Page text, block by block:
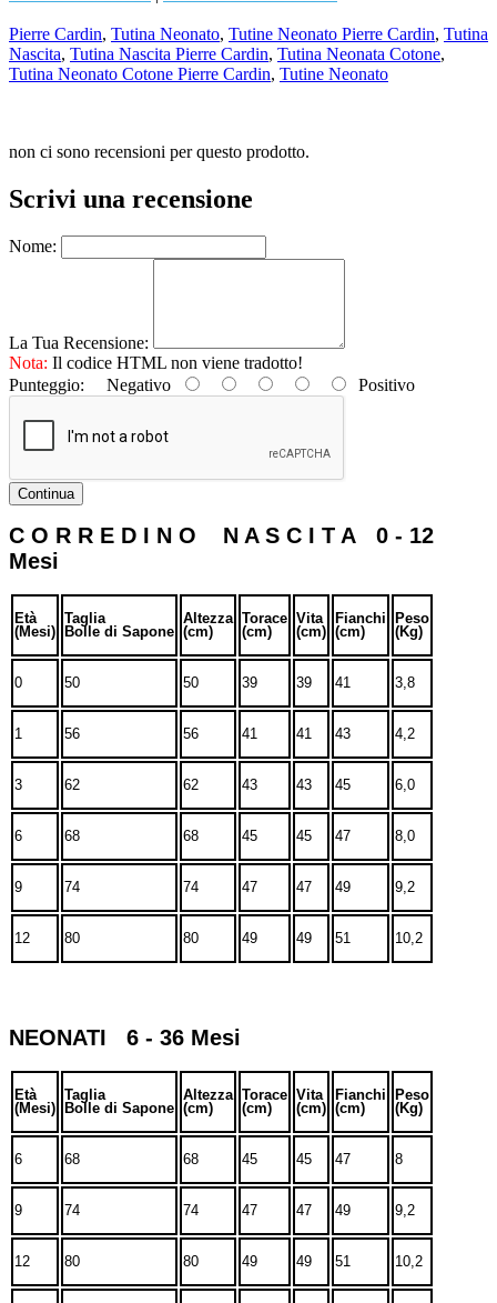
Pierre Cardin, Tutina Neonato, Tutine Neonato Pierre Cardin, Tutina
Nascita, Tutina Nascita Pierre Cardin, Tutina Neonata Cotone,
Tutina Neonato Cotone Pierre Cardin, Tutine Neonato
non ci sono recensioni per questo prodotto.
Scrivi una recensione
Nome:
La Tua Recensione:
Nota: Il codice HTML non viene tradotto!
Punteggio: Negativo Positivo
Continua
C O R R E D I N O N A S C I T A 0 - 12
Mesi
Età
(Mesi)
Taglia
Bolle di Sapone
Altezza
(cm)
Torace
(cm)
Vita
(cm)
Fianchi
(cm)
Peso
(Kg)
0 50 50 39 39 41 3,8
1 56 56 41 41 43 4,2
3 62 62 43 43 45 6,0
6 68 68 45 45 47 8,0
9 74 74 47 47 49 9,2
12 80 80 49 49 51 10,2
NEONATI 6 - 36 Mesi
Età
(Mesi)
Taglia
Bolle di Sapone
Altezza
(cm)
Torace
(cm)
Vita
(cm)
Fianchi
(cm)
Peso
(Kg)
6 68 68 45 45 47 8
9 74 74 47 47 49 9,2
12 80 80 49 49 51 10,2